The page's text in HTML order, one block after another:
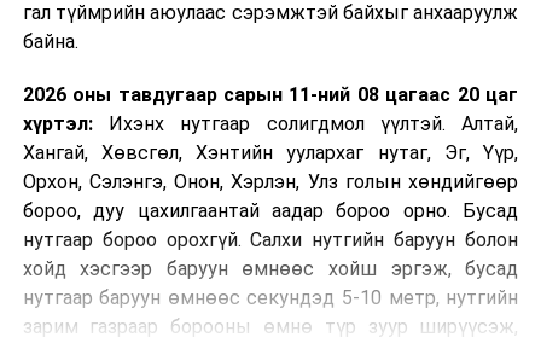
гал түймрийн аюулаас сэрэмжтэй байхыг анхааруулж
байна.
2026 оны тавдугаар сарын 11-ний 08 цагаас 20 цаг
хүртэл:Ихэнх нутгаар солигдмол үүлтэй. Алтай,
Хангай, Хөвсгөл, Хэнтийн уулархаг нутаг, Эг, Үүр,
Орхон, Сэлэнгэ, Онон, Хэрлэн, Улз голын хөндийгөөр
бороо, дуу цахилгаантай аадар бороо орно. Бусад
нутгаар бороо орохгүй. Салхи нутгийн баруун болон
хойд хэсгээр баруун өмнөөс хойш эргэж, бусад
нутгаар баруун өмнөөс секундэд 5-10 метр, нутгийн
зарим газраар борооны өмнө түр зуур ширүүсэж,